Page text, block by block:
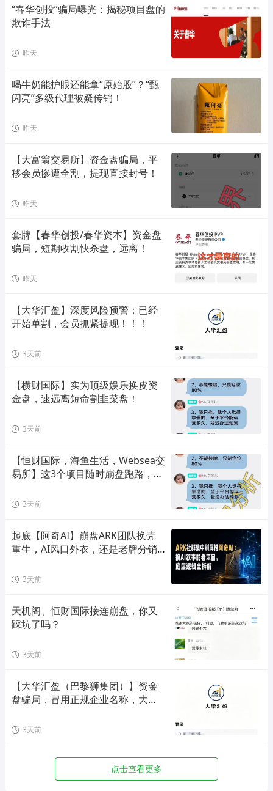
“春华创投”骗局曝光：揭秘项目盘的
欺诈手法
昨天
喝牛奶能护眼还能拿“原始股”？“甄
闪亮”多级代理被疑传销！
昨天
【大富翁交易所】资金盘骗局，平
移会员惨遭全割，提现直接封号！
昨天
套牌【春华创投/春华资本】资金盘
骗局，短期收割快杀盘，远离！
昨天
【大华汇盈】深度风险预警：已经
开始单割，会员抓紧提现！！！
3天前
【横财国际】实为顶级娱乐换皮资
金盘，速远离短命割韭菜盘！
3天前
【恒财国际，海鱼生活，Websea交
易所】这3个项目随时崩盘跑路，赶
3天前
起底【阿奇AI】崩盘ARK团队换壳
重生，AI风口外衣，还是老牌分销
3天前
天机阁、恒财国际接连崩盘，你又
踩坑了吗？
3天前
【大华汇盈（巴黎狮集团）】资金
盘骗局，冒用正规企业名称，大量
3天前
点击查看更多